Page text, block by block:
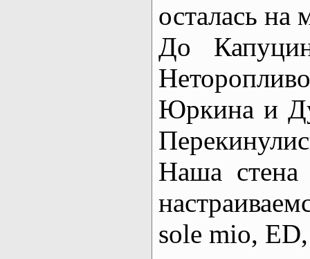
осталась на
До
Юркина и
Наша стена
sole mio,